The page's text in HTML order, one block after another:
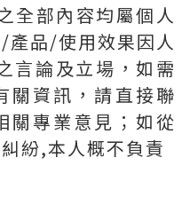
全部內容均屬個人
產品/使用效果因人
言論及立場，如需
關資訊，請直接聯
關專業意見；如從
紛,本人概不負責